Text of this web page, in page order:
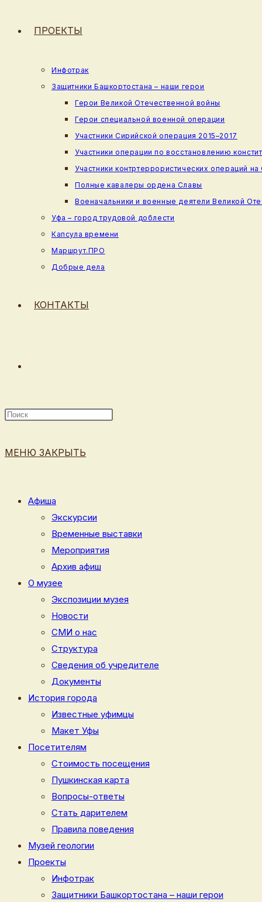
ПРОЕКТЫ
Инфотрак
Защитники Башкортостана – наши герои
Герои Великой Отечественной войны
Герои специальной военной операции
Участники Сирийской операция 2015–2017
Участники операции по восстановлению
Участники контртеррористических операций
Полные кавалеры ордена Славы
Военачальники и военные деятели Великой
Уфа – город трудовой доблести
Капсула времени
Маршрут.ПРО
Добрые дела
КОНТАКТЫ
ВЕБ-
МЕНЮ ЗАКРЫТЬ
Афиша
Экскурсии
Временные выставки
Мероприятия
Архив афиш
О музее
Экспозиции музея
Новости
СМИ о нас
Структура
Сведения об учредителе
Документы
История города
Известные уфимцы
Макет Уфы
Посетителям
Стоимость посещения
Пушкинская карта
Вопросы-ответы
Стать дарителем
Правила поведения
Музей геологии
Проекты
Инфотрак
Защитники Башкортостана – наши герои